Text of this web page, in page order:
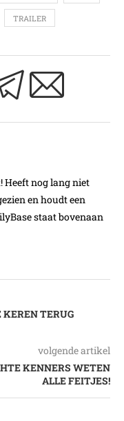
TRAILER
Heeft nog lang niet
en houdt een
staat bovenaan
KEREN TERUG
volgende artikel
KENNERS WETEN
ALLE FEITJES!